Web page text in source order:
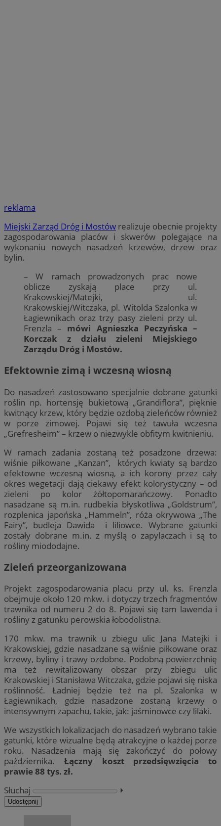
reklama
Miejski Zarząd Dróg i Mostów realizuje obecnie projekty
zagospodarowania placów i skwerów polegające na
wykonaniu nowych nasadzeń krzewów, drzew oraz
bylin.
– W ramach prowadzonych prac nowe
oblicze zyskają place przy ul.
Krakowskiej/Matejki, ul.
Krakowskiej/Witczaka, pl. Witolda Szalonka w
Łagiewnikach oraz trzy pasy zieleni przy ul.
Frenzla – mówi Agnieszka Peczyńska –
Korczak z działu zieleni Miejskiego
Zarządu Dróg i Mostów.
Efektownie zimą i wczesną wiosną
Do nasadzeń zastosowano specjalnie dobrane gatunki
roślin np. hortensję bukietową „Grandiflora”, pięknie
kwitnący krzew, który będzie ozdobą zieleńców również
w porze zimowej. Pojawi się też tawuła wczesna
„Grefresheim” – krzew o niezwykle obfitym kwitnieniu.
W ramach zadania zostaną też posadzone drzewa:
wiśnie piłkowane „Kanzan”, których kwiaty są bardzo
efektowne wczesną wiosną, a ich korony przez cały
okres wegetacji dają ciekawy efekt kolorystyczny – od
zieleni po kolor żółtopomarańczowy. Ponadto
nasadzane są m.in. rudbekia błyskotliwa „Goldstrum”,
rozplenica japońska „Hammeln”, róża okrywowa „The
Fairy”, budleja Dawida i liliowce. Wybrane gatunki
zostały dobrane m.in. z myślą o zapylaczach i są to
rośliny miododajne.
Zieleń przeorganizowana
Projekt zagospodarowania placu przy ul. ks. Frenzla
obejmuje około 120 mkw. i dotyczy trzech fragmentów
trawnika od numeru 2 do 8. Pojawi się tam lawenda i
rośliny z gatunku perowskia łobodolistna.
170 mkw. ma trawnik u zbiegu ulic Jana Matejki i
Krakowskiej, gdzie nasadzane są wiśnie piłkowane oraz
krzewy, byliny i trawy ozdobne. Podobną powierzchnię
ma też rewitalizowany obszar przy zbiegu ulic
Krakowskiej i Stanisława Witczaka, gdzie pojawi się niska
roślinność. Ładniej będzie też na pl. Szalonka w
Łagiewnikach, gdzie nasadzone zostaną krzewy o
intensywnym zapachu, takie, jak: jaśminowce czy lilaki.
We wszystkich lokalizacjach do nasadzeń wybrano takie
gatunki, które wizualne będą atrakcyjne o każdej porze
roku. Nasadzenia mają się zakończyć do połowy
października. Łączny koszt przedsięwzięcia to
prawie 88 tys. zł.
Słuchaj
⏵︎
Udostępnij